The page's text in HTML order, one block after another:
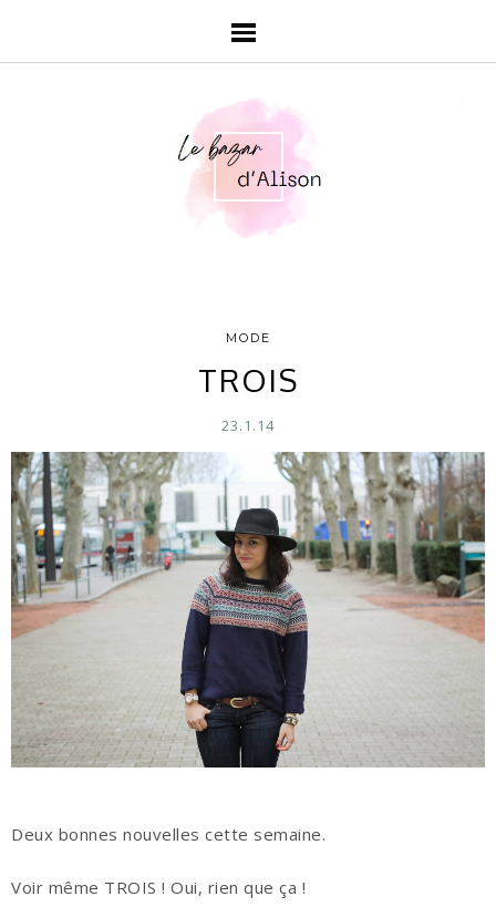
MODE
TROIS
23.1.14
Deux bonnes nouvelles cette semaine.
Voir même TROIS ! Oui, rien que ça !